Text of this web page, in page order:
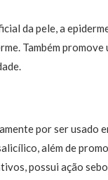
da pele, a
Também
por ser usado
além de
possui ação